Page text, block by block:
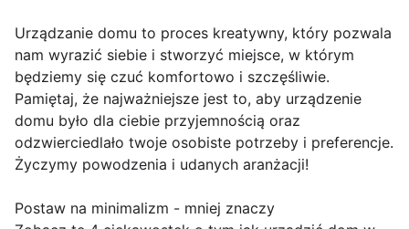
Urządzanie domu to proces kreatywny, który pozwala
nam wyrazić siebie i stworzyć miejsce, w którym
będziemy się czuć komfortowo i szczęśliwie.
Pamiętaj, że najważniejsze jest to, aby urządzenie
domu było dla ciebie przyjemnością oraz
odzwierciedlało twoje osobiste potrzeby i preferencje.
Życzymy powodzenia i udanych aranżacji!
Postaw na minimalizm - mniej znaczy